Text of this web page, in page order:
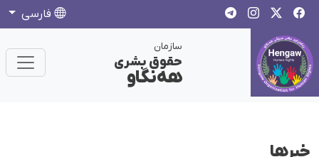
فارسی
سازمان
حقوق بشری
هەنگاو
خبرها